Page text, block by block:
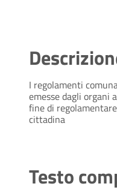
I regolamenti
emesse dagli organi
fine di
cittadina
Testo